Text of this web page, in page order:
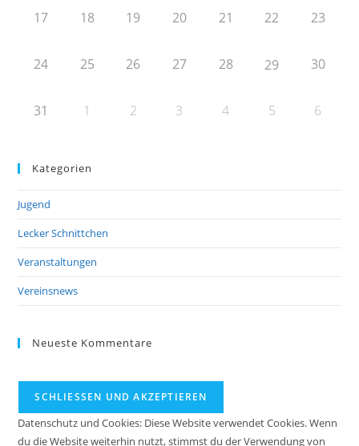
17 18 19 20 21 22 23
24 25 26 27 28 29 30
31 1 2 3 4 5 6
Kategorien
Jugend
Lecker Schnittchen
Veranstaltungen
Vereinsnews
Neueste Kommentare
Datenschutz und Cookies: Diese Website verwendet Cookies. Wenn
du die Website weiterhin nutzt, stimmst du der Verwendung von